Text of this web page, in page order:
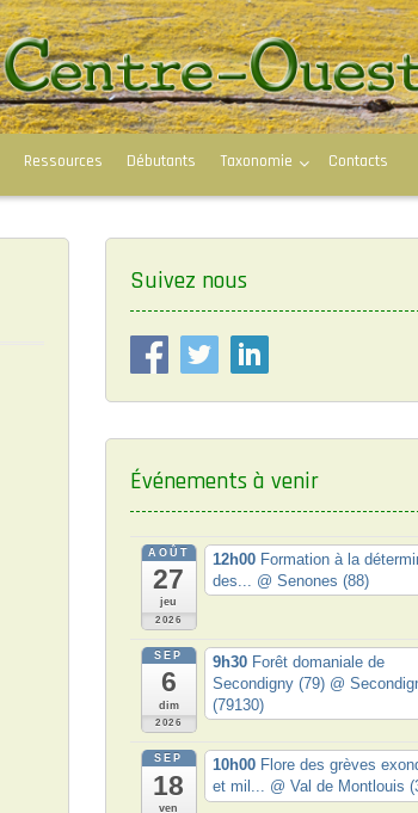
Ressources Débutants Taxonomie Contacts
Suivez nous
Événements à venir
AOÛT
27
jeu
2026
12h00 Formation à la
des... @ Senones (88)
SEP
6
dim
2026
9h30 Forêt domaniale de
Secondigny (79) @
(79130)
SEP
18
ven
10h00 Flore des grèves
et mil... @ Val de Montlouis